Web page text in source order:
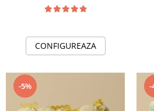
CONFIGUREAZA
-5% -